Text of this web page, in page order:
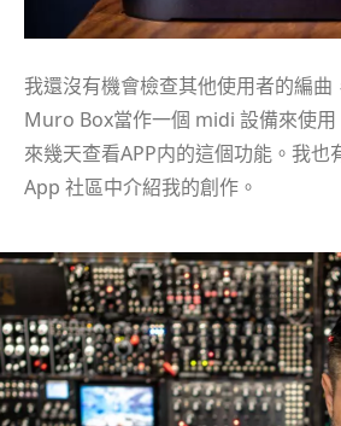
我還沒有機會檢查其他使用者的編曲
Muro Box當作一個 midi 設備來使用
來幾天查看APP内的這個功能。我
App 社區中介紹我的創作。